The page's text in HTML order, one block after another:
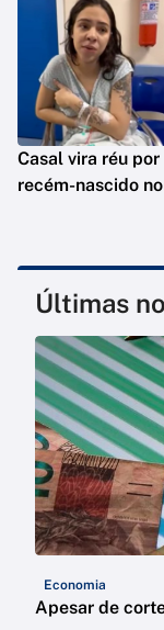
Casal vira réu
recém-nascido
Últimas
Economia
Apesar de